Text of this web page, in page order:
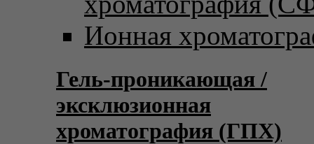
Ионная
Гель-проникающая /
эксклюзионная
хроматография (ГПХ)